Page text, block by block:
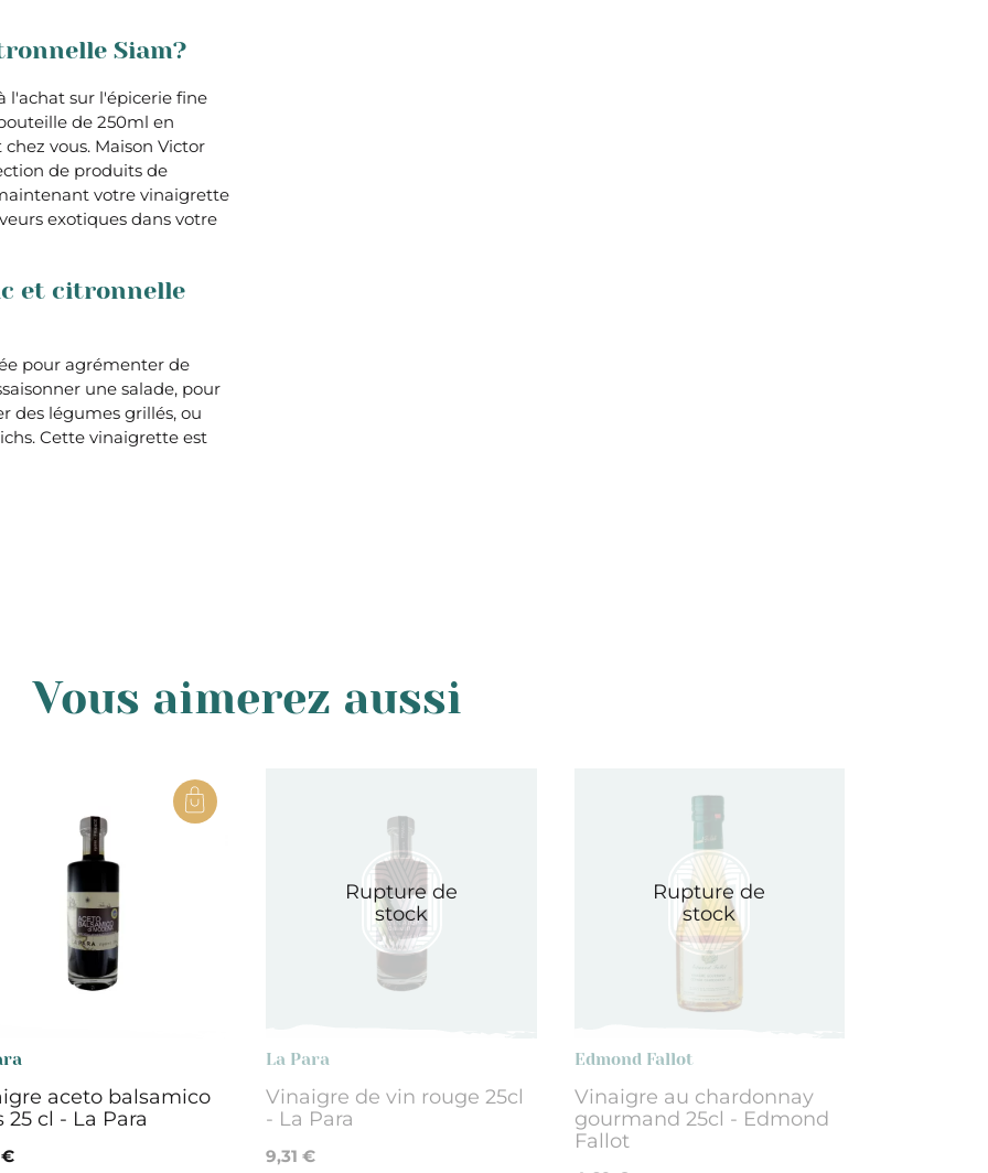
Siam?
l'achat sur l'épicerie fine
de 250ml en
vous. Maison Victor
de produits de
votre vinaigrette
exotiques dans votre
et citronnelle
pour agrémenter de
une salade, pour
des légumes grillés, ou
Cette vinaigrette est
Vous aimerez aussi
aceto balsamico
25 cl - La Para
€
Rupture de
stock
La Para
Vinaigre de vin rouge 25cl
- La Para
9,31 €
Rupture de
stock
Edmond Fallot
Vinaigre au chardonnay
gourmand 25cl - Edmond
Fallot